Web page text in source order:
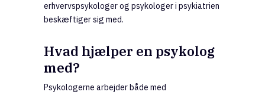
erhvervspsykologer og psykologer i psykiatrien
beskæftiger sig med.
Hvad hjælper en psykolog
med?
Psykologerne arbejder både med